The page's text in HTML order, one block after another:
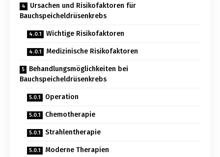
Ursachen und Risikofaktoren für
Bauchspeicheldrüsenkrebs
Wichtige Risikofaktoren
Medizinische Risikofaktoren
Behandlungsmöglichkeiten bei
Bauchspeicheldrüsenkrebs
Operation
Chemotherapie
Strahlentherapie
Moderne Therapien